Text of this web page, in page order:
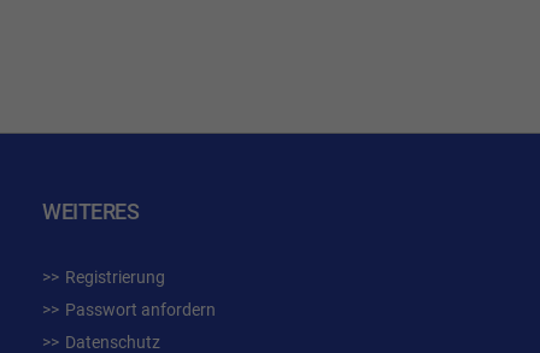
WEITERES
Registrierung
Passwort anfordern
Datenschutz